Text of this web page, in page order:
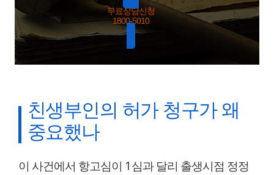
무료상담신청
1800-5010
친생부인의 허가 청구가 왜
중요했나
이 사건에서 항고심이 1심과 달리 출생시점 정정